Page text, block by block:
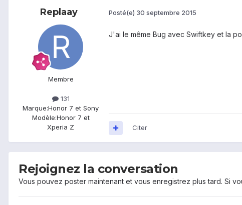
Replaay
Membre
131
Marque:Honor 7 et Sony
Modèle:Honor 7 et
Xperia Z
Posté(e) 30 septembre 2015
J'ai le même Bug avec Swiftkey et la
Citer
Rejoignez la conversation
Vous pouvez poster maintenant et vous enregistrez plus tard. Si